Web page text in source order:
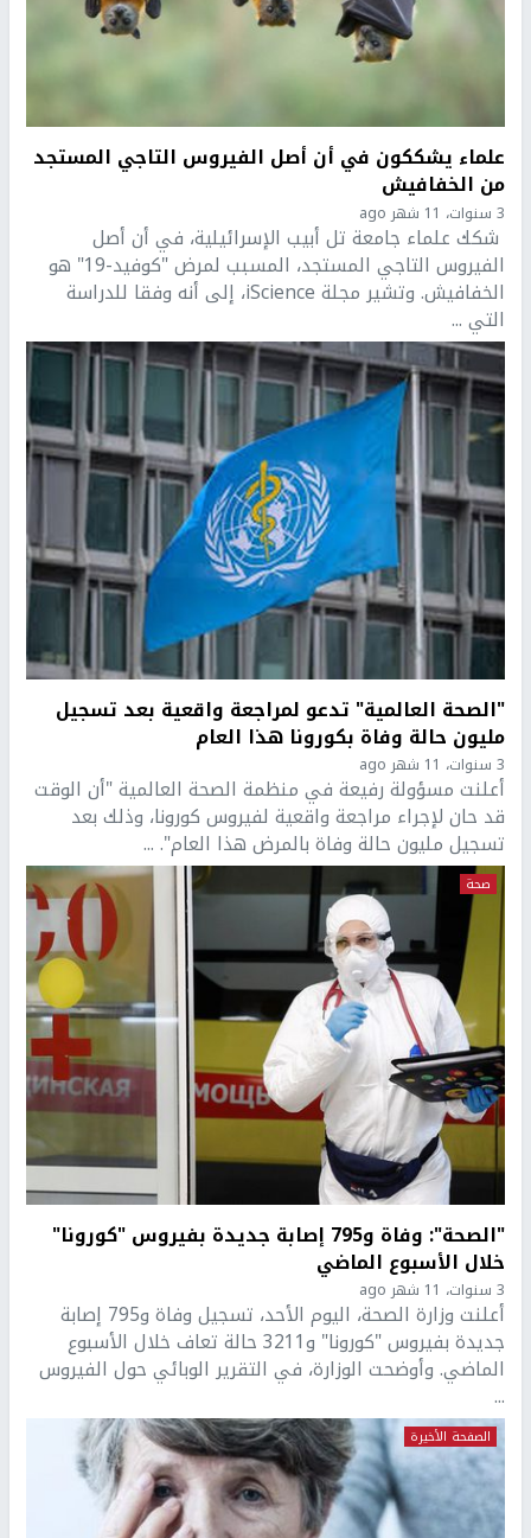
علماء يشككون في أن أصل الفيروس التاجي المستجد
من الخفافيش
3 سنوات، 11 شهر ago
شكك علماء جامعة تل أبيب الإسرائيلية، في أن أصل
الفيروس التاجي المستجد، المسبب لمرض "كوفيد-19" هو
الخفافيش. وتشير مجلة iScience، إلى أنه وفقا للدراسة
التي ...
"الصحة العالمية" تدعو لمراجعة واقعية بعد تسجيل
مليون حالة وفاة بكورونا هذا العام
3 سنوات، 11 شهر ago
أعلنت مسؤولة رفيعة في منظمة الصحة العالمية "أن الوقت
قد حان لإجراء مراجعة واقعية لفيروس كورونا، وذلك بعد
تسجيل مليون حالة وفاة بالمرض هذا العام". ...
صحة
"الصحة": وفاة و795 إصابة جديدة بفيروس "كورونا"
خلال الأسبوع الماضي
3 سنوات، 11 شهر ago
أعلنت وزارة الصحة، اليوم الأحد، تسجيل وفاة و795 إصابة
جديدة بفيروس "كورونا" و3211 حالة تعاف خلال الأسبوع
الماضي. وأوضحت الوزارة، في التقرير الوبائي حول الفيروس
...
الصفحة الأخيرة